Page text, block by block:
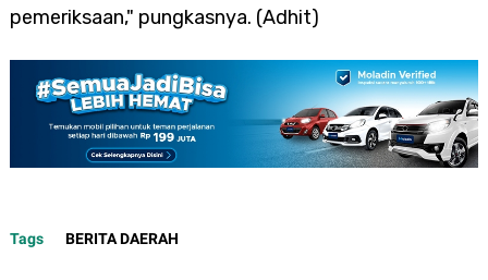
pemeriksaan," pungkasnya. (Adhit)
Tags BERITA DAERAH